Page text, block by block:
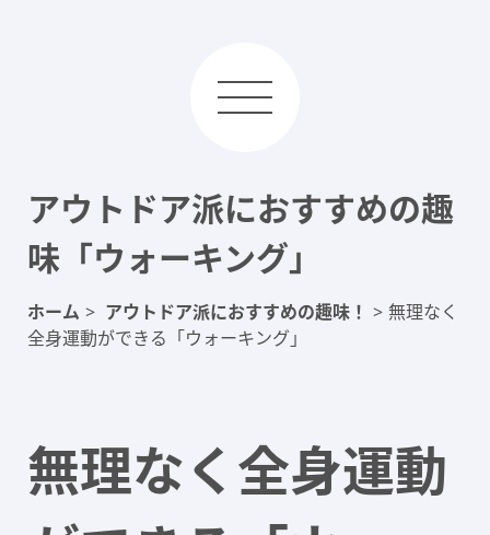
アウトドア派におすすめの趣
味「ウォーキング」
ホーム > アウトドア派におすすめの趣味！ > 無理なく
全身運動ができる「ウォーキング」
無理なく全身運動